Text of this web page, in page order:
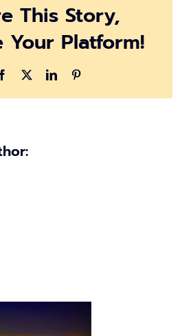
1
พ.ย.
นี้
วัคซีน
ไม่
This Story,
Your Platform!
Facebook LinkedIn